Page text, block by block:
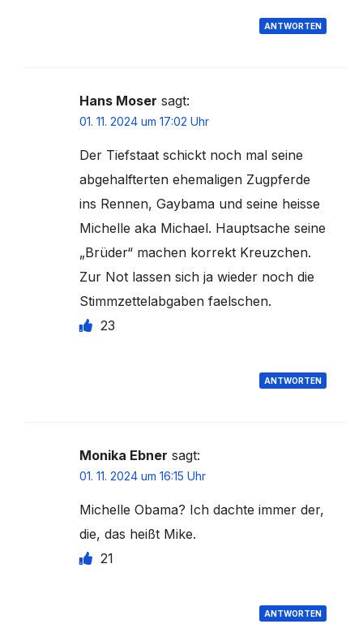
ANTWORTEN
Hans Moser sagt:
01. 11. 2024 um 17:02 Uhr
Der Tiefstaat schickt noch mal seine
abgehalfterten ehemaligen Zugpferde
ins Rennen, Gaybama und seine heisse
Michelle aka Michael. Hauptsache seine
„Brüder“ machen korrekt Kreuzchen.
Zur Not lassen sich ja wieder noch die
Stimmzettelabgaben faelschen.
23
ANTWORTEN
Monika Ebner sagt:
01. 11. 2024 um 16:15 Uhr
Michelle Obama? Ich dachte immer der,
die, das heißt Mike.
21
ANTWORTEN